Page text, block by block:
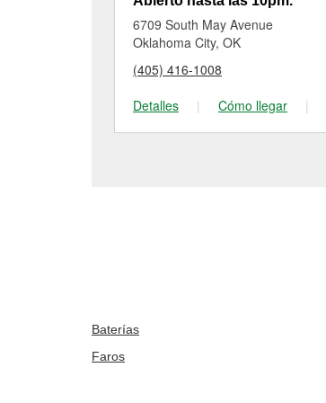
6709 South May Avenue
Oklahoma City, OK
(405) 416-1008
Detalles
| Cómo llegar |
Baterías
Faros